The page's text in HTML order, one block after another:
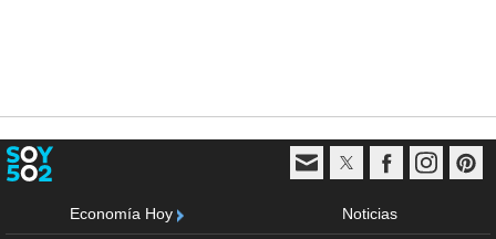
Economía Hoy Noticias